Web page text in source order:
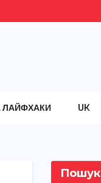
ЛАЙФХАКИ UK
Пошук